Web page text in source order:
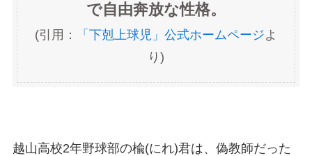
で自由奔放な性格。
(引用： 「下剋上球児」公式ホームページよ
り)
越山高校2年野球部の楡(にれ)君は、偽教師だった